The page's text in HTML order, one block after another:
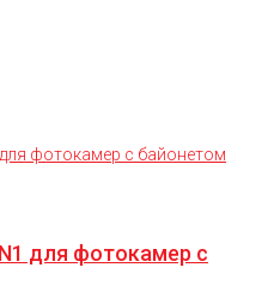
для фотокамер с